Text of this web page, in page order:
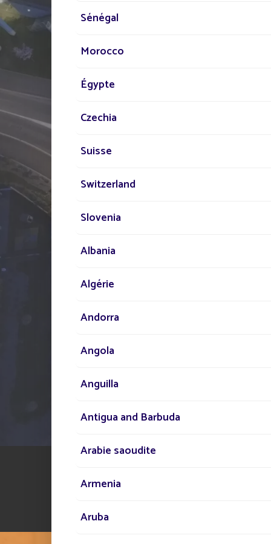
DE VOTRE PROJET
Notre réseau d'experts
votre disposition partout
monde pour vous
public solaire.
Sénégal
Morocco
Égypte
Czechia
Suisse
Switzerland
Slovenia
Albania
Algérie
Andorra
Angola
Anguilla
Antigua and Barbuda
Arabie saoudite
Armenia
Aruba